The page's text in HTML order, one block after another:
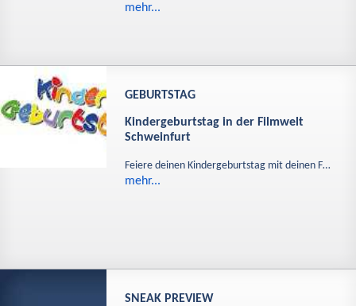
mehr...
GEBURTSTAG
Kindergeburtstag in der Filmwelt
Schweinfurt
Feiere deinen Kindergeburtstag mit deinen F…
mehr...
SNEAK PREVIEW